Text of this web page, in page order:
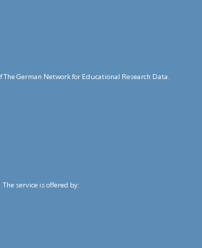
German Network for Educational Research Data.
The service is offered by: